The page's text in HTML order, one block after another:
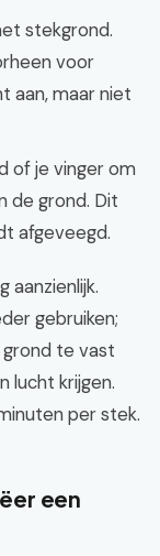
stekgrond.
voor
aan, maar niet
of je vinger om
de grond. Dit
afgeveegd.
aanzienlijk.
gebruiken;
te vast
lucht krijgen.
per stek.
een